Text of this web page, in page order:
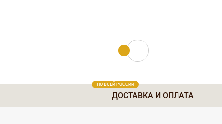
ДОСТАВКА И ОПЛАТА
ПО ВСЕЙ РОССИИ